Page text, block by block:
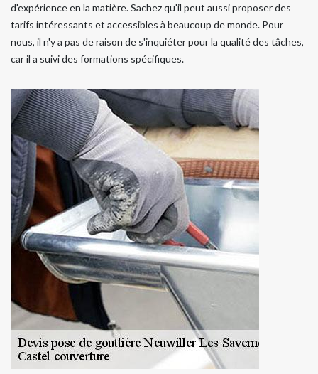
d'expérience en la matière. Sachez qu'il peut aussi proposer des
tarifs intéressants et accessibles à beaucoup de monde. Pour
nous, il n'y a pas de raison de s'inquiéter pour la qualité des tâches,
car il a suivi des formations spécifiques.